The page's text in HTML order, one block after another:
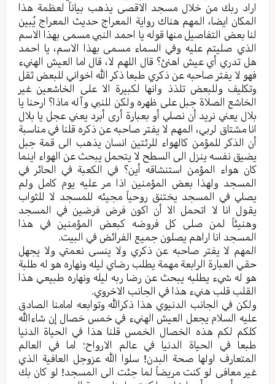
اراد ربك من خلال مسجد الاقصی یذهب بیاناً لعظمة هذا
المکان ایضا، المهم هناك روایة المعراج حدیث المعراج یُبین
لنا بعض التفاصیل منها قوله یا احمد النبي مسمی بهذا الاسم
الذي صلیتم علیه وفي السماء مسمی بهذا الاسم، یا احمد
هل تدري أي عیش اهنئ؟ قال اللهم لا، قال اما العیش الهنيء
فهو لا یفتر صاحبه عن ذکري طبعا ذکر الله اخواني للبعض ثقل
وتکلیف وللبعض تلذذ وانها لکبیرة الا علی الخاشعین غیر
الخاشع الصلاة جبل علی ظهره ولکن للنبي وآله ماذا؟ ارحنا یا
بلال یعني نرید أن نصلي أو بعبارة أرى أبرد يعني عجل یا بلال
انا مشتاق لربي، المهم لا یفتر صاحبه عن ذکره قلنا في مناسبة
أن الذکر للمؤمن کالهواء للرئتین انسان یذهب الی قمة جبل
یضیق نفسه ینزل الی السطح لا یتحمل یبحث عن الهواء اينما
کان هواء المؤمن استنشاقه أين؟ في الکعبة في الحائر في
المسجد ولهذا بعض المؤمنین اذا مر علیه یوم کامل ولم
یصلي في المسجد یختنق روحیاً مجیئه للمسجد لا للثواب
یقول انا لا اتحمل الا أن اکون فرض فرضین في المسجد
وهنیئاً لمن صلی کل فروضه کبعض المؤمنين في هذا
المسجد انا اراهم یصلون جمیع الفرائض في البیت.
المهم لا یفتر صاحبه عن ذکري ولا ینسی نعمتي ولا یجهل
حقي العبارة الرابعة مهمة یطلب رضاي لیله ونهاره هو له طلبة
هو له شيء یطلبه یبحث عن رضا ربه لیله ونهاره طبیعي هذا
القلب قلب هنيء هذا في الجانب الاخروي.
ولکن في الجانب الدنیوي هذا ذکرالله وتوابعه امامنا الصادق
علیه السلام یجعل العیش الهنيء في خمس خصال إن شاءالله
کلکم لکم هذه الخصال الخمس قلنا هذا في الحیاة الدنیا
طبعا في الحیاة الدنیا في عالم الارواح؛ اما في العالم
المتعارف اولها صحة البدن! سلوا الله عزوجل العافیة الذي
غیر معافی لو کنت مریضاً لما جئت الی المسجد! لو کان بك